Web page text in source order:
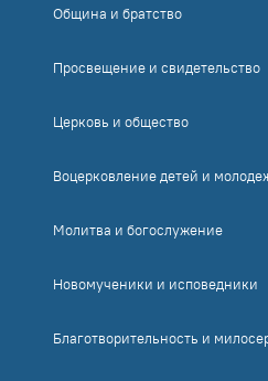
Община и братство
Просвещение и свидетельство
Церковь и общество
Воцерковление детей и
Молитва и богослужение
Новомученики и исповедники
Благотворительность и